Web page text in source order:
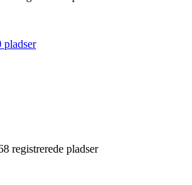
pladser
registrerede pladser